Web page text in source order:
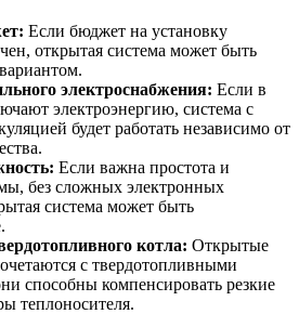
Если бюджет на установку
открытая система может быть
электроснабжения: Если в
электроэнергию, система с
будет работать независимо от
Если важна простота и
без сложных электронных
система может быть
котла: Открытые
с твердотопливными
способны компенсировать резкие
теплоносителя.